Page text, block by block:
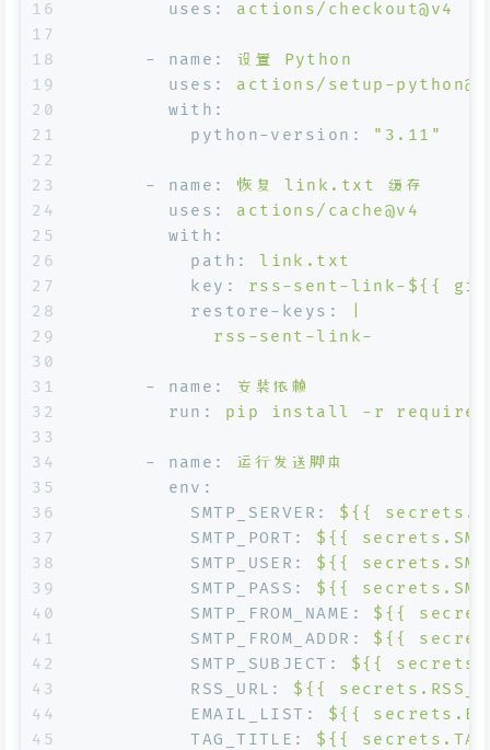
16
17
18
19
20
21
22
23
24
25
26
27
28
29
30
31
32
33
34
35
36
37
38
39
40
41
42
43
44
45
uses:
actions/checkout@v4
- name: 设置
Python
uses:
actions/setup-
with:
python-version:
"3.11"
- name: 恢复 link.txt
缓存
uses:
actions/cache@v4
with:
path:
link.txt
key:
rss-sent-link-${{
restore-keys:
            rss-sent-link-
- name:
安装依赖
run:
pip install -r
- name:
运行发送脚本
env:
SMTP_SERVER:
${{
SMTP_PORT:
${{
SMTP_USER:
${{
SMTP_PASS:
${{
SMTP_FROM_NAME:
${{
SMTP_FROM_ADDR:
${{
SMTP_SUBJECT:
${{
RSS_URL:
${{
EMAIL_LIST:
${{
TAG_TITLE:
${{